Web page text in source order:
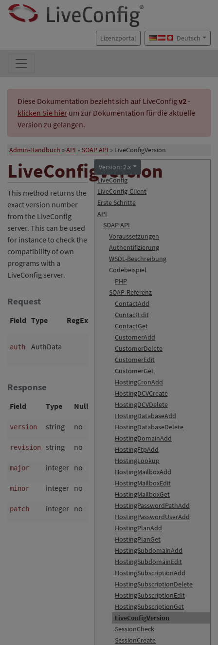
Lizenzportal Deutsch
Diese Dokumentation bezieht sich auf LiveConfigv2-
klicken Sie hier um zur Dokumentation für die aktuelle
Version zu gelangen.
Admin-Handbuch API SOAP API LiveConfigVersion
Version: 2.x
LiveConfig
LiveConfig-Client
Erste Schritte
API
SOAP API
Voraussetzungen
Authentifizierung
WSDL-Beschreibung
Codebeispiel
PHP
SOAP-Referenz
ContactAdd
ContactEdit
ContactGet
CustomerAdd
CustomerDelete
CustomerEdit
CustomerGet
HostingCronAdd
HostingDCVCreate
HostingDCVDelete
HostingDatabaseAdd
HostingDatabaseDelete
HostingDomainAdd
HostingFtpAdd
HostingLookup
HostingMailboxAdd
HostingMailboxEdit
HostingMailboxGet
HostingPasswordPathAdd
HostingPasswordUserAdd
HostingPlanAdd
HostingPlanGet
HostingSubdomainAdd
HostingSubdomainEdit
HostingSubscriptionAdd
HostingSubscriptionDelete
HostingSubscriptionEdit
HostingSubscriptionGet
LiveConfigVersion
SessionCheck
SessionCreate
LiveConfigVersion
This method returns the
exact version number
from the LiveConfig
server. This can be used
for instance to check the
compatibility of own
programs with a
LiveConfig server.
Request
Field Type RegExp Null? Description
auth AuthData
authentication
data
Response
Field Type Null? Description
version string no version number (e.g.1.3.2
revision string no revision identifier (e.g.
major integer no major version number (e.g.
minor integer no minor version number (e.g.
patch integer no patch version number (e.g.2